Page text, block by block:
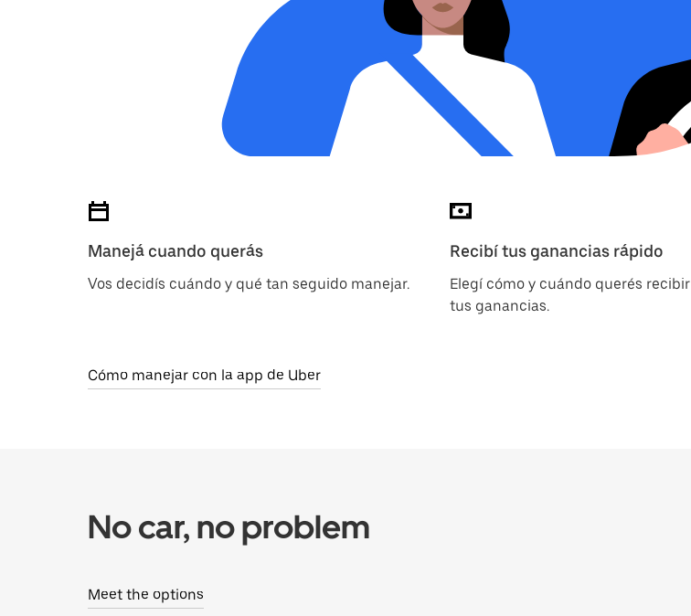
Manejá cuando querás
Vos decidís cuándo y qué tan seguido manejar.
Recibí tus ganancias rápido
Elegí cómo y cuándo querés recibir
tus ganancias.
Cómo manejar con la app de Uber
No car, no problem
Meet the options